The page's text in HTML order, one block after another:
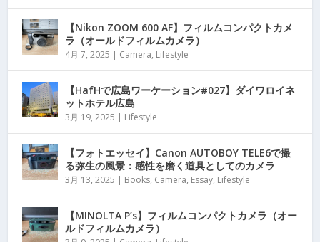
【Nikon ZOOM 600 AF】フィルムコンパクトカメ
ラ（オールドフィルムカメラ）
4月 7, 2025 | Camera, Lifestyle
【HafHで広島ワーケーション#027】ダイワロイネ
ットホテル広島
3月 19, 2025 | Lifestyle
【フォトエッセイ】Canon AUTOBOY TELE6で撮
る弥生の風景：感性を磨く道具としてのカメラ
3月 13, 2025 | Books, Camera, Essay, Lifestyle
【MINOLTA P’s】フィルムコンパクトカメラ（オー
ルドフィルムカメラ）